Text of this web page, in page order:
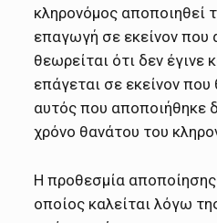
κληρονόμος αποποιηθεί
επαγωγή σε εκείνον που
θεωρείται ότι δεν έγινε
επάγεται σε εκείνον που
αυτός που αποποιήθηκε
χρόνο θανάτου του
Η προθεσμία
οποίος καλείται λόγω